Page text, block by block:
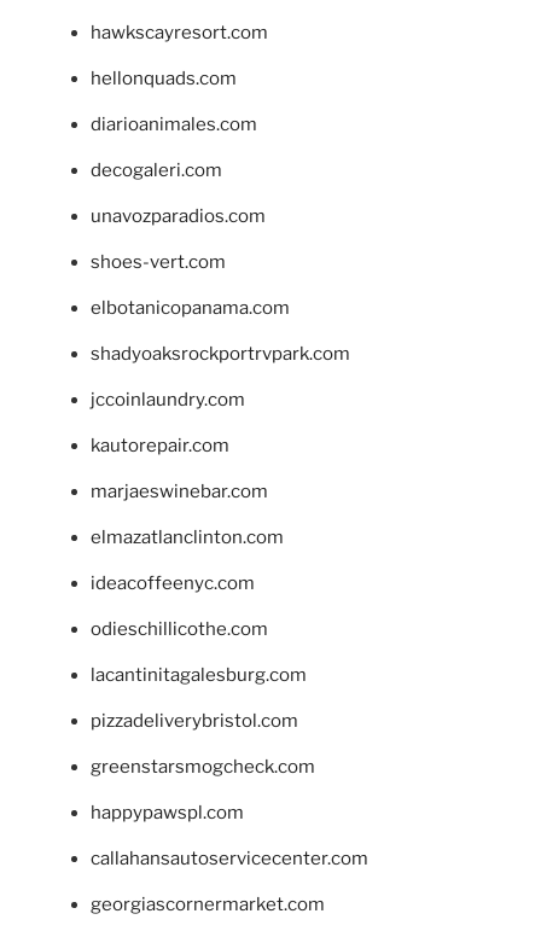
hawkscayresort.com
hellonquads.com
diarioanimales.com
decogaleri.com
unavozparadios.com
shoes-vert.com
elbotanicopanama.com
shadyoaksrockportrvpark.com
jccoinlaundry.com
kautorepair.com
marjaeswinebar.com
elmazatlanclinton.com
ideacoffeenyc.com
odieschillicothe.com
lacantinitagalesburg.com
pizzadeliverybristol.com
greenstarsmogcheck.com
happypawspl.com
callahansautoservicecenter.com
georgiascornermarket.com